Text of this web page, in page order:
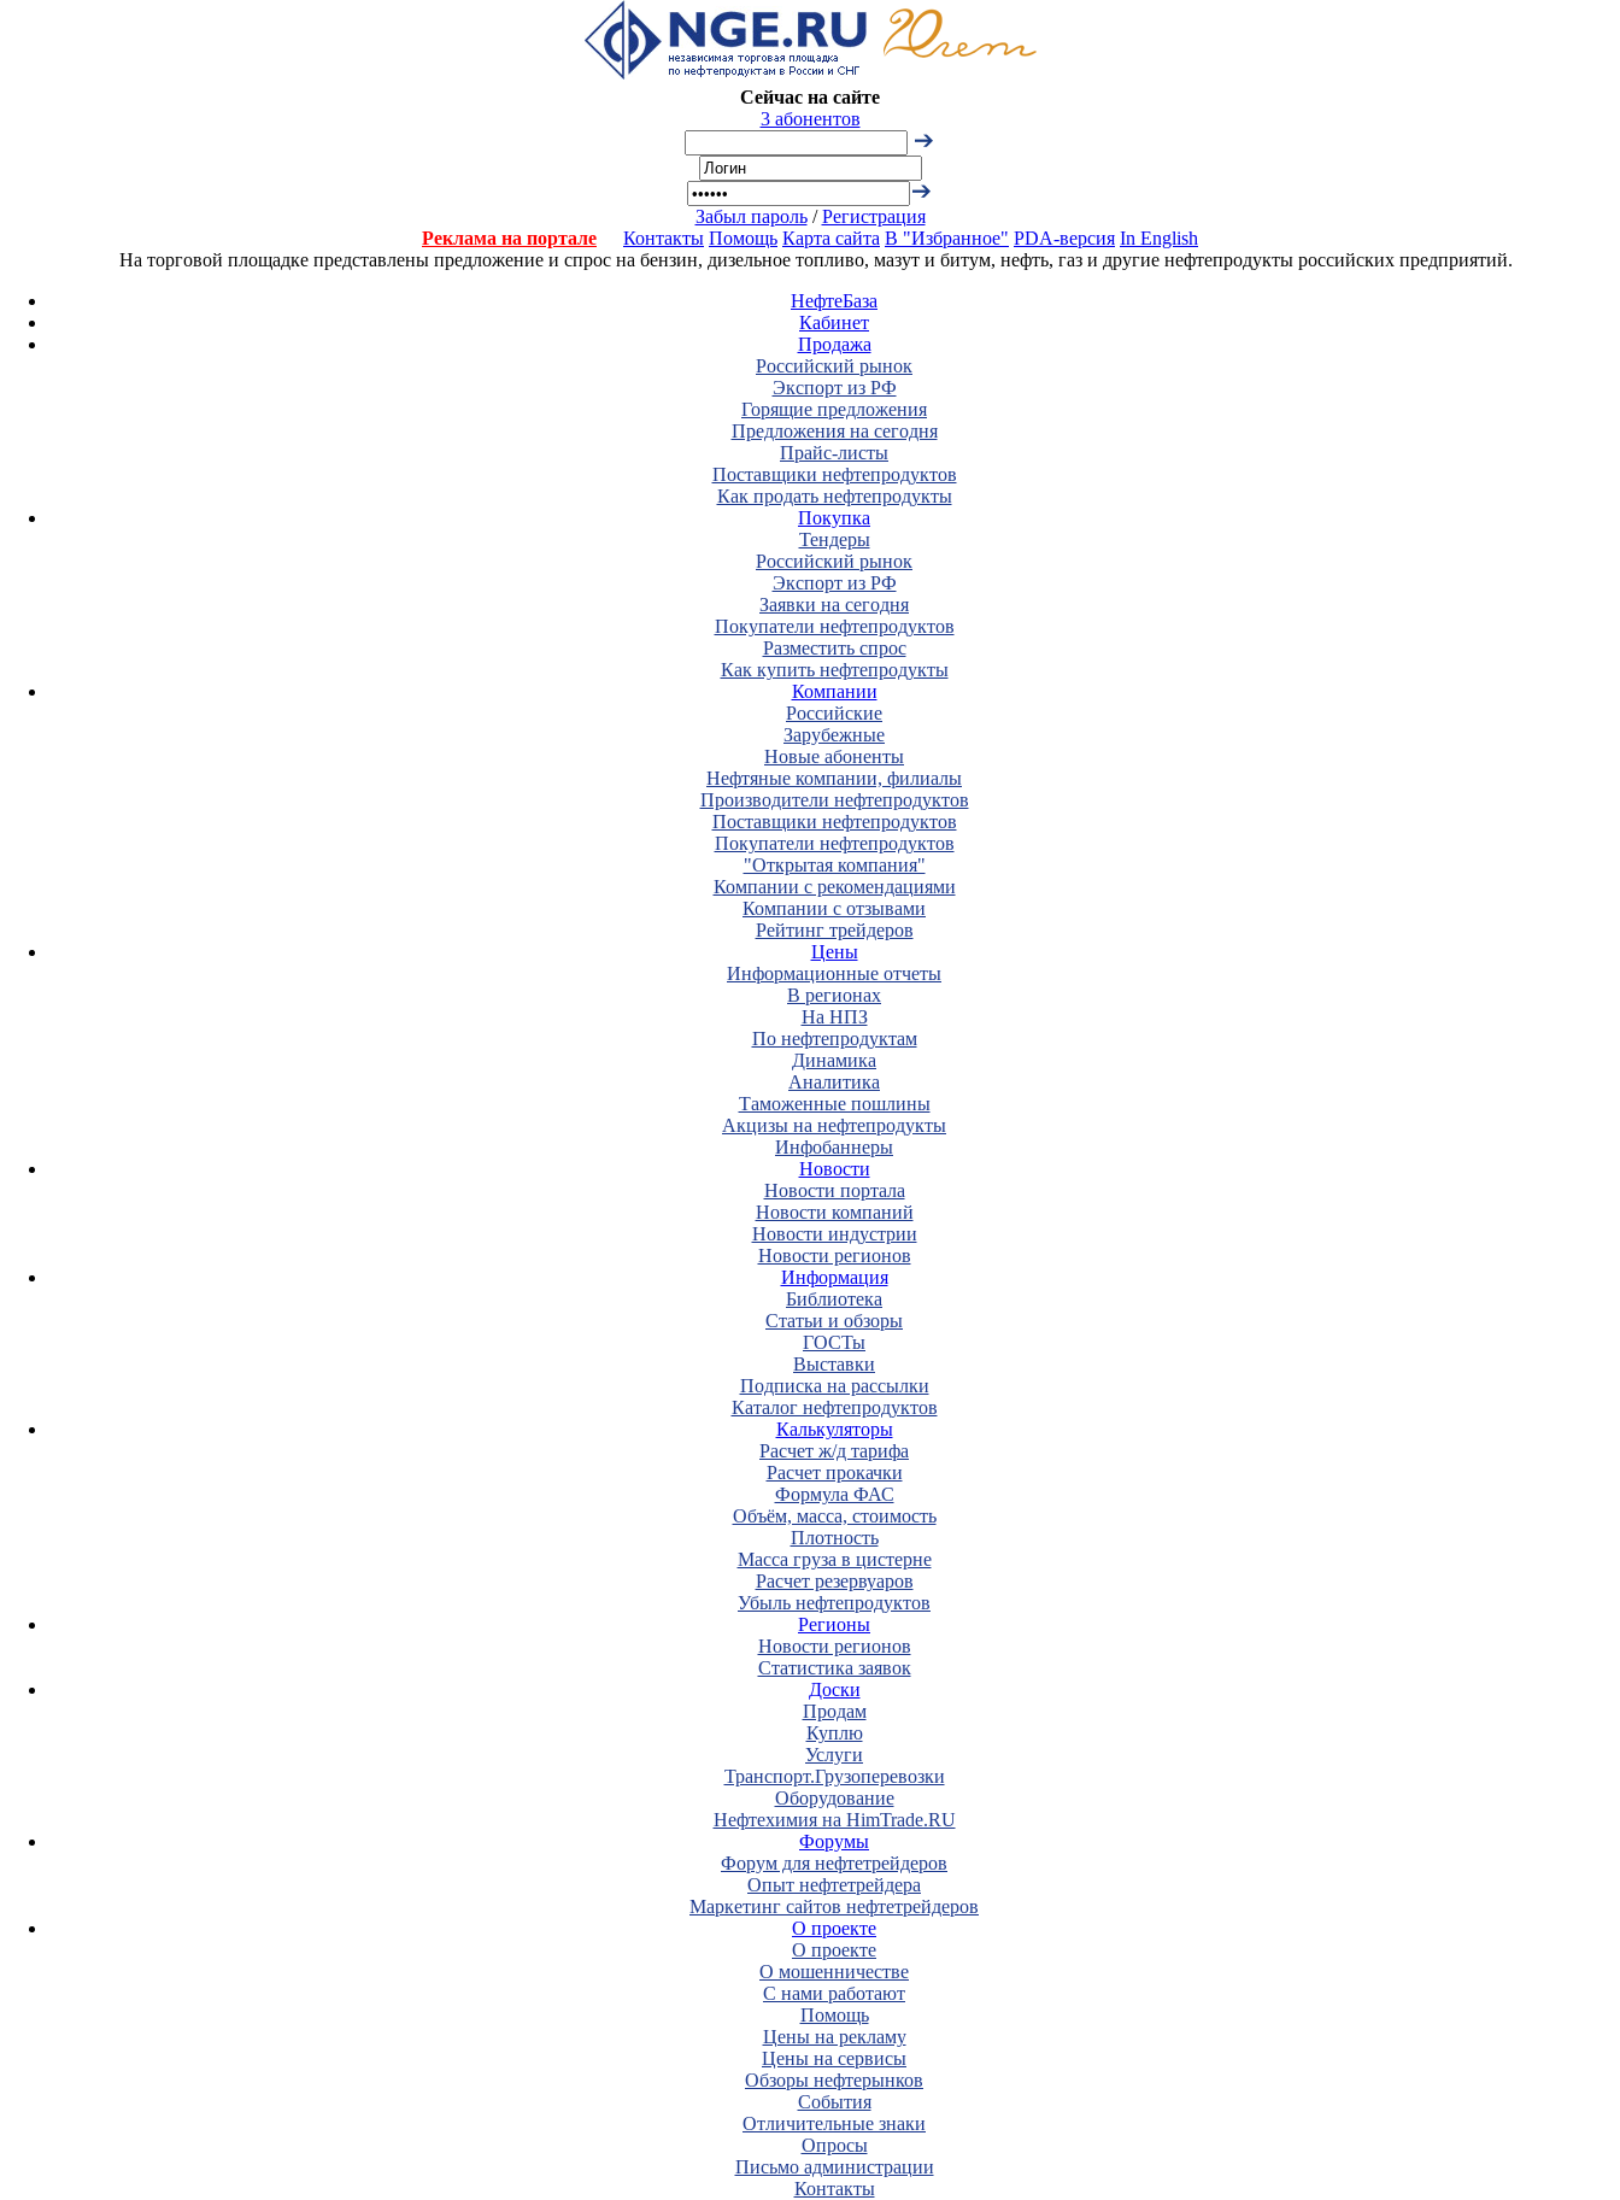
Сейчас на сайте
3 абонентов
Забыл пароль/Регистрация
Реклама на портале
Контакты Помощь Карта сайта В "Избранное" PDA-версия In English
На торговой площадке представлены предложение и спрос на бензин, дизельное топливо, мазут и битум, нефть, газ и другие нефтепродукты российских предприятий.
НефтеБаза
Кабинет
Продажа
Российский рынок
Экспорт из РФ
Горящие предложения
Предложения на сегодня
Прайс-листы
Поставщики нефтепродуктов
Как продать нефтепродукты
Покупка
Тендеры
Российский рынок
Экспорт из РФ
Заявки на сегодня
Покупатели нефтепродуктов
Разместить спрос
Как купить нефтепродукты
Компании
Российские
Зарубежные
Новые абоненты
Нефтяные компании, филиалы
Производители нефтепродуктов
Поставщики нефтепродуктов
Покупатели нефтепродуктов
"Открытая компания"
Компании с рекомендациями
Компании с отзывами
Рейтинг трейдеров
Цены
Информационные отчеты
В регионах
На НПЗ
По нефтепродуктам
Динамика
Аналитика
Таможенные пошлины
Акцизы на нефтепродукты
Инфобаннеры
Новости
Новости портала
Новости компаний
Новости индустрии
Новости регионов
Информация
Библиотека
Статьи и обзоры
ГОСТы
Выставки
Подписка на рассылки
Каталог нефтепродуктов
Калькуляторы
Расчет ж/д тарифа
Расчет прокачки
Формула ФАС
Объём, масса, стоимость
Плотность
Масса груза в цистерне
Расчет резервуаров
Убыль нефтепродуктов
Регионы
Новости регионов
Статистика заявок
Доски
Продам
Куплю
Услуги
Транспорт.Грузоперевозки
Оборудование
Нефтехимия на HimTrade.RU
Форумы
Форум для нефтетрейдеров
Опыт нефтетрейдера
Маркетинг сайтов нефтетрейдеров
О проекте
О проекте
О мошенничестве
С нами работают
Помощь
Цены на рекламу
Цены на сервисы
Обзоры нефтерынков
События
Отличительные знаки
Опросы
Письмо администрации
Контакты